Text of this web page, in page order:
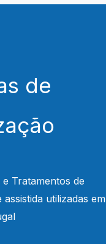
de
Tratamentos de
utilizadas em